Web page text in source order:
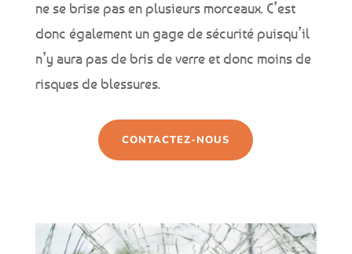
ne se brise pas en plusieurs morceaux. C’est
donc également un gage de sécurité puisqu’il
n’y aura pas de bris de verre et donc moins de
risques de blessures.
CONTACTEZ-NOUS